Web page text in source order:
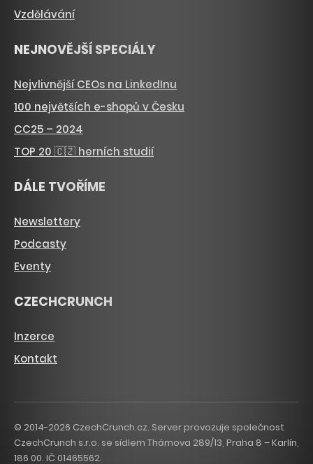
Vzdělávání
NEJNOVĚJŠÍ SPECIÁLY
Nejvlivnější CEOs na LinkedInu
100 největších e-shopů v Česku
CC25 – 2024
TOP 20 🇨🇿 herních studií
DÁLE TVOŘÍME
Newslettery
Podcasty
Eventy
CZECHCRUNCH
Inzerce
Kontakt
© 2014-2026 CzechCrunch.cz. Server provozuje společnost
CzechCrunch s.r.o. se sídlem Thámova 289/13, Praha 8 – Karlín,
186 00. IČ 01465562.